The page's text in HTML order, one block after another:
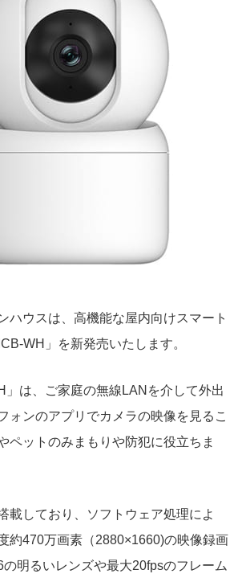
ハウスは、高機能な屋内向けスマート
WH」を新発売いたします。
」は、ご家庭の無線LANを介して外出
ォンのアプリでカメラの映像を見るこ
ペットのみまもりや防犯に役立ちま
載しており、ソフトウェア処理によ
約470万画素（2880×1660)の映像録画
明るいレンズや最大20fpsのフレーム